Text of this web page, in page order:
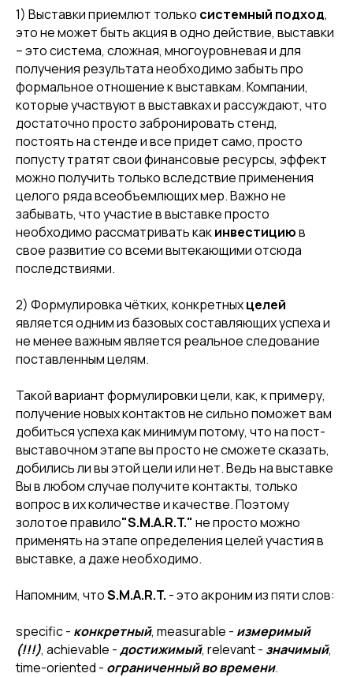
1) Выставки приемлют только системный подход,
это не может быть акция в одно действие, выставки
– это система, сложная, многоуровневая и для
получения результата необходимо забыть про
формальное отношение к выставкам. Компании,
которые участвуют в выставках и рассуждают, что
достаточно просто забронировать стенд,
постоять на стенде и все придет само, просто
попусту тратят свои финансовые ресурсы, эффект
можно получить только вследствие применения
целого ряда всеобъемлющих мер. Важно не
забывать, что участие в выставке просто
необходимо рассматривать какинвестициюв
свое развитие со всеми вытекающими отсюда
последствиями.
2) Формулировка чётких, конкретныхцелей
является одним из базовых составляющих успеха и
не менее важным является реальное следование
поставленным целям.
Такой вариант формулировки цели, как, к примеру,
получение новых контактов не сильно поможет вам
добиться успеха как минимум потому, что на пост-
выставочном этапе вы просто не сможете сказать,
добились ли вы этой цели или нет. Ведь на выставке
Вы в любом случае получите контакты, только
вопрос в их количестве и качестве. Поэтому
золотое правило"S.M.A.R.T." не просто можно
применять на этапе определения целей участия в
выставке, а даже необходимо.
Напомним, чтоS.M.A.R.T. - это акроним из пяти слов:
specific - конкретный, measurable - измеримый
(!!!), achievable -достижимый, relevant - значимый,
time-oriented - ограниченный во времени.